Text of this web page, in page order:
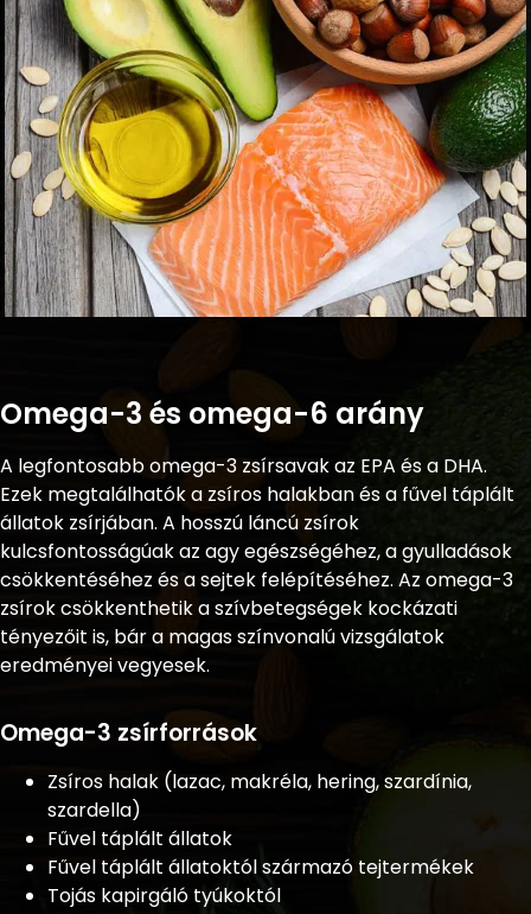
Omega-3 és omega-6 arány
A legfontosabb omega-3 zsírsavak az EPA és a DHA.
Ezek megtalálhatók a zsíros halakban és a fűvel táplált
állatok zsírjában. A hosszú láncú zsírok
kulcsfontosságúak az agy egészségéhez, a gyulladások
csökkentéséhez és a sejtek felépítéséhez. Az omega-3
zsírok csökkenthetik a szívbetegségek kockázati
tényezőit is, bár a magas színvonalú vizsgálatok
eredményei vegyesek.
Omega-3 zsírforrások
Zsíros halak (lazac, makréla, hering, szardínia,
szardella)
Fűvel táplált állatok
Fűvel táplált állatoktól származó tejtermékek
Tojás kapirgáló tyúkoktól